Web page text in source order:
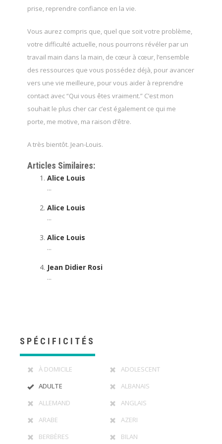
prise, reprendre confiance en la vie.
Vous aurez compris que, quel que soit votre problème,
votre difficulté actuelle, nous pourrons révéler par un
travail main dans la main, de cœur à cœur, l’ensemble
des ressources que vous possédez déjà, pour avancer
vers une vie meilleure, pour vous aider à reprendre
contact avec “Qui vous êtes vraiment.” C’est mon
souhait le plus cher car c’est également ce qui me
porte, me motive, ma raison d’être.
A très bientôt. Jean-Louis.
Articles Similaires:
Alice Louis
...
Alice Louis
...
Alice Louis
...
Jean Didier Rosi
...
SPÉCIFICITÉS
À DOMICILE
ADOLESCENT
ADULTE
ALBANAIS
ALLEMAND
ANGLAIS
ARABE
AZERI
BERBÈRES
BILAN